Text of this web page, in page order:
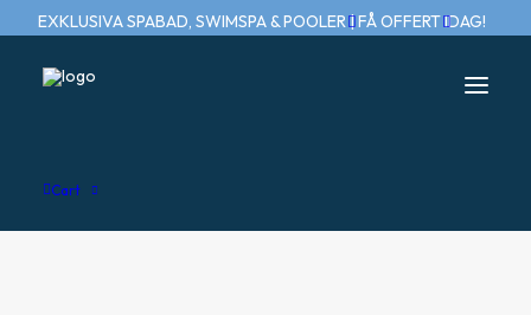
EXKLUSIVA SPABAD, SWIMSPA & POOLER | FÅ OFFERT IDAG!
Cart
Home